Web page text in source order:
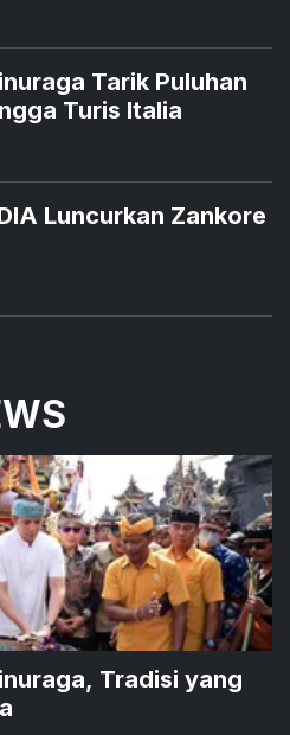
Tarik Puluhan
Turis Italia
Luncurkan Zankore
Tradisi yang